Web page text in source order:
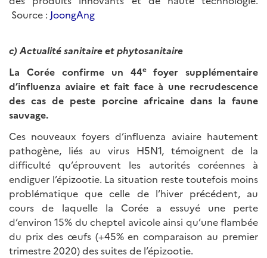
Source : JoongAng
c) Actualité sanitaire et phytosanitaire
La Corée confirme un 44e foyer supplémentaire
d’influenza aviaire et fait face à une recrudescence
des cas de peste porcine africaine dans la faune
sauvage.
Ces nouveaux foyers d’influenza aviaire hautement
pathogène, liés au virus H5N1, témoignent de la
difficulté qu’éprouvent les autorités coréennes à
endiguer l’épizootie. La situation reste toutefois moins
problématique que celle de l’hiver précédent, au
cours de laquelle la Corée a essuyé une perte
d’environ 15% du cheptel avicole ainsi qu’une flambée
du prix des œufs (+45% en comparaison au premier
trimestre 2020) des suites de l’épizootie.